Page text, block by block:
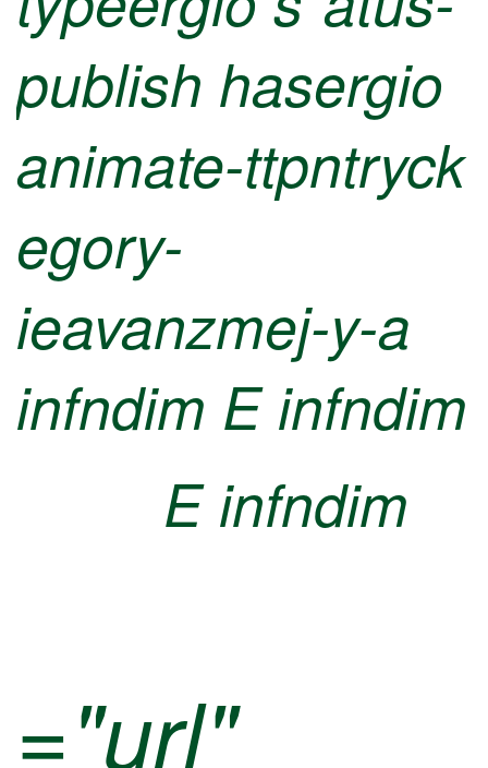
publish hasergio
animate-ttpntryck
egory-
ieavanzmej-y-a
infndim E infndim
E infndim
="url"